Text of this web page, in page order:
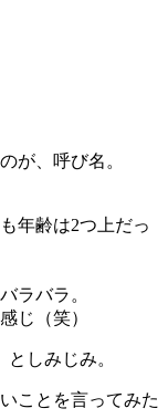
が、呼び名。
年齢は2つ上だっ
ラバラ。
じ（笑）
しみじみ。
ことを言ってみた